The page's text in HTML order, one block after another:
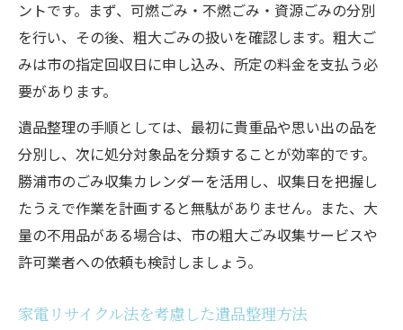
ントです。まず、可燃ごみ・不燃ごみ・資源ごみの分別
を行い、その後、粗大ごみの扱いを確認します。粗大ご
みは市の指定回収日に申し込み、所定の料金を支払う必
要があります。
遺品整理の手順としては、最初に貴重品や思い出の品を
分別し、次に処分対象品を分類することが効率的です。
勝浦市のごみ収集カレンダーを活用し、収集日を把握し
たうえで作業を計画すると無駄がありません。また、大
量の不用品がある場合は、市の粗大ごみ収集サービスや
許可業者への依頼も検討しましょう。
家電リサイクル法を考慮した遺品整理方法